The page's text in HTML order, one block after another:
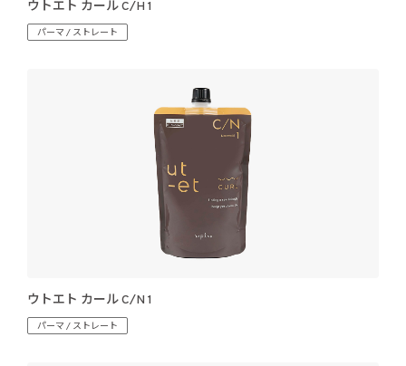
ウトエト カール C/H 1
パーマ / ストレート
ウトエト カール C/N 1
パーマ / ストレート